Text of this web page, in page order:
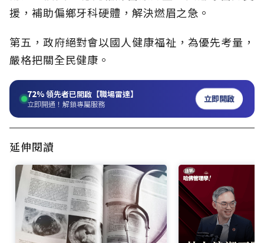
援，補助偏鄉牙科硬體，解決燃眉之急。
第五，政府絕對會以國人健康福祉，為優先考量，
嚴格把關全民健康。
72%領先者已開啟【職場雷達】
立即開通！解鎖專屬服務 立即開啟
延伸閱讀